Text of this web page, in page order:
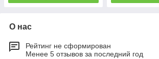
О нас
Рейтинг не сформирован
Менее 5 отзывов за последний год